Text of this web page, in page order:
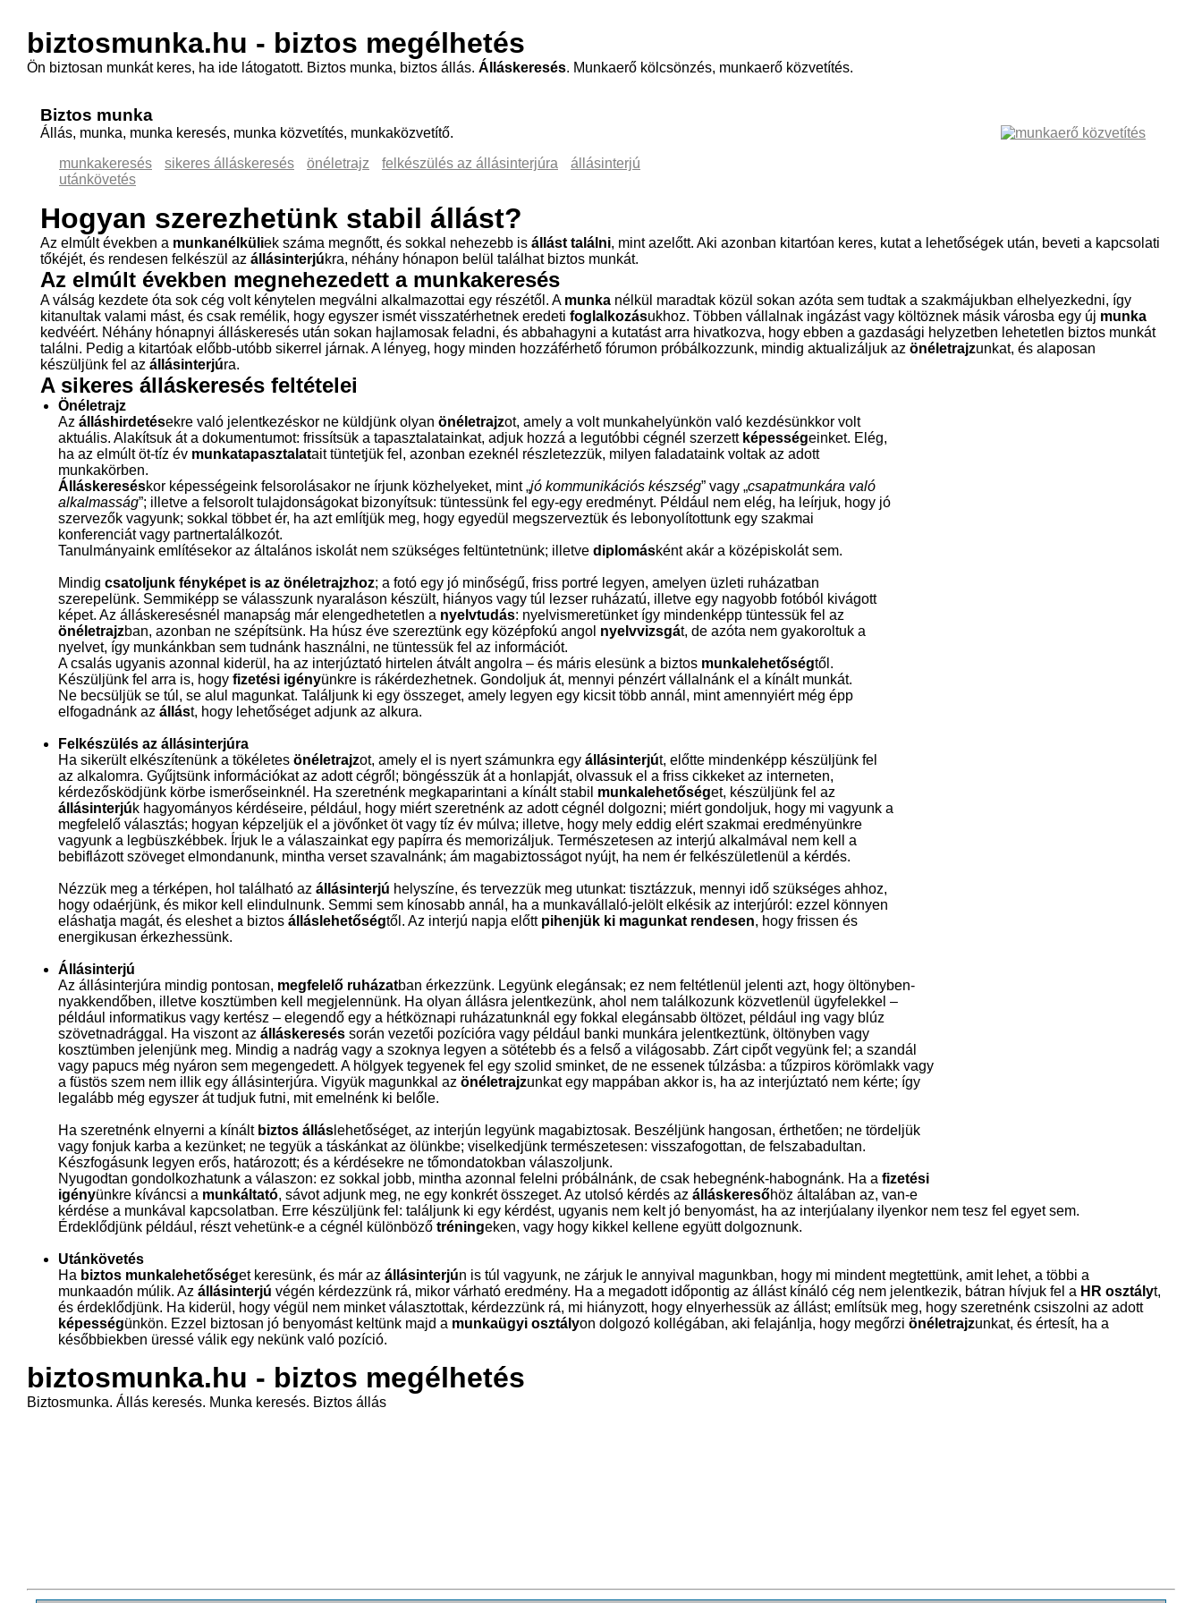
biztosmunka.hu - biztos megélhetés
Ön biztosan munkát keres, ha ide látogatott. Biztos munka, biztos állás. Álláskeresés. Munkaerő kölcsönzés, munkaerő közvetítés.
Biztos munka
Állás, munka, munka keresés, munka közvetítés, munkaközvetítő.
munkakeresés
sikeres álláskeresés önéletrajz felkészülés az állásinterjúra
állásinterjú
utánkövetés
Hogyan szerezhetünk stabil állást?
Az elmúlt években a munkanélküliek száma megnőtt, és sokkal nehezebb is állást találni, mint azelőtt. Aki azonban kitartóan keres, kutat a lehetőségek után, beveti a kapcsolati
tőkéjét, és rendesen felkészül az állásinterjúkra, néhány hónapon belül találhat biztos munkát.
Az elmúlt években megnehezedett a munkakeresés
A válság kezdete óta sok cég volt kénytelen megválni alkalmazottai egy részétől. A munka nélkül maradtak közül sokan azóta sem tudtak a szakmájukban elhelyezkedni, így
kitanultak valami mást, és csak remélik, hogy egyszer ismét visszatérhetnek eredeti foglalkozásukhoz. Többen vállalnak ingázást vagy költöznek másik városba egy új munka
kedvéért. Néhány hónapnyi álláskeresés után sokan hajlamosak feladni, és abbahagyni a kutatást arra hivatkozva, hogy ebben a gazdasági helyzetben lehetetlen biztos munkát
találni. Pedig a kitartóak előbb-utóbb sikerrel járnak. A lényeg, hogy minden hozzáférhető fórumon próbálkozzunk, mindig aktualizáljuk az önéletrajzunkat, és alaposan
készüljünk fel az állásinterjúra.
A sikeres álláskeresés feltételei
Önéletrajz
Az álláshirdetésekre való jelentkezéskor ne küldjünk olyan önéletrajzot, amely a volt munkahelyünkön való kezdésünkkor volt
aktuális. Alakítsuk át a dokumentumot: frissítsük a tapasztalatainkat, adjuk hozzá a legutóbbi cégnél szerzett képességeinket. Elég,
ha az elmúlt öt-tíz év munkatapasztalatait tüntetjük fel, azonban ezeknél részletezzük, milyen faladataink voltak az adott
munkakörben.
Álláskereséskor képességeink felsorolásakor ne írjunk közhelyeket, mint „jó kommunikációs készség” vagy „csapatmunkára való
alkalmasság”; illetve a felsorolt tulajdonságokat bizonyítsuk: tüntessünk fel egy-egy eredményt. Például nem elég, ha leírjuk, hogy jó
szervezők vagyunk; sokkal többet ér, ha azt említjük meg, hogy egyedül megszerveztük és lebonyolítottunk egy szakmai
konferenciát vagy partnertalálkozót.
Tanulmányaink említésekor az általános iskolát nem szükséges feltüntetnünk; illetve diplomásként akár a középiskolát sem.
Mindig csatoljunk fényképet is az önéletrajzhoz; a fotó egy jó minőségű, friss portré legyen, amelyen üzleti ruházatban
szerepelünk. Semmiképp se válasszunk nyaraláson készült, hiányos vagy túl lezser ruházatú, illetve egy nagyobb fotóból kivágott
képet. Az álláskeresésnél manapság már elengedhetetlen a nyelvtudás: nyelvismeretünket így mindenképp tüntessük fel az
önéletrajzban, azonban ne szépítsünk. Ha húsz éve szereztünk egy középfokú angol nyelvvizsgát, de azóta nem gyakoroltuk a
nyelvet, így munkánkban sem tudnánk használni, ne tüntessük fel az információt.
A csalás ugyanis azonnal kiderül, ha az interjúztató hirtelen átvált angolra – és máris elesünk a biztos munkalehetőségtől.
Készüljünk fel arra is, hogy fizetési igényünkre is rákérdezhetnek. Gondoljuk át, mennyi pénzért vállalnánk el a kínált munkát.
Ne becsüljük se túl, se alul magunkat. Találjunk ki egy összeget, amely legyen egy kicsit több annál, mint amennyiért még épp
elfogadnánk az állást, hogy lehetőséget adjunk az alkura.
Felkészülés az állásinterjúra
Ha sikerült elkészítenünk a tökéletes önéletrajzot, amely el is nyert számunkra egy állásinterjút, előtte mindenképp készüljünk fel
az alkalomra. Gyűjtsünk információkat az adott cégről; böngésszük át a honlapját, olvassuk el a friss cikkeket az interneten,
kérdezősködjünk körbe ismerőseinknél. Ha szeretnénk megkaparintani a kínált stabil munkalehetőséget, készüljünk fel az
állásinterjúk hagyományos kérdéseire, például, hogy miért szeretnénk az adott cégnél dolgozni; miért gondoljuk, hogy mi vagyunk a
megfelelő választás; hogyan képzeljük el a jövőnket öt vagy tíz év múlva; illetve, hogy mely eddig elért szakmai eredményünkre
vagyunk a legbüszkébbek. Írjuk le a válaszainkat egy papírra és memorizáljuk. Természetesen az interjú alkalmával nem kell a
bebiflázott szöveget elmondanunk, mintha verset szavalnánk; ám magabiztosságot nyújt, ha nem ér felkészületlenül a kérdés.
Nézzük meg a térképen, hol található az állásinterjú helyszíne, és tervezzük meg utunkat: tisztázzuk, mennyi idő szükséges ahhoz,
hogy odaérjünk, és mikor kell elindulnunk. Semmi sem kínosabb annál, ha a munkavállaló-jelölt elkésik az interjúról: ezzel könnyen
eláshatja magát, és eleshet a biztos álláslehetőségtől. Az interjú napja előtt pihenjük ki magunkat rendesen, hogy frissen és
energikusan érkezhessünk.
Állásinterjú
Az állásinterjúra mindig pontosan, megfelelő ruházatban érkezzünk. Legyünk elegánsak; ez nem feltétlenül jelenti azt, hogy öltönyben-
nyakkendőben, illetve kosztümben kell megjelennünk. Ha olyan állásra jelentkezünk, ahol nem találkozunk közvetlenül ügyfelekkel –
például informatikus vagy kertész – elegendő egy a hétköznapi ruházatunknál egy fokkal elegánsabb öltözet, például ing vagy blúz
szövetnadrággal. Ha viszont az álláskeresés során vezetői pozícióra vagy például banki munkára jelentkeztünk, öltönyben vagy
kosztümben jelenjünk meg. Mindig a nadrág vagy a szoknya legyen a sötétebb és a felső a világosabb. Zárt cipőt vegyünk fel; a szandál
vagy papucs még nyáron sem megengedett. A hölgyek tegyenek fel egy szolid sminket, de ne essenek túlzásba: a tűzpiros körömlakk vagy
a füstös szem nem illik egy állásinterjúra. Vigyük magunkkal az önéletrajzunkat egy mappában akkor is, ha az interjúztató nem kérte; így
legalább még egyszer át tudjuk futni, mit emelnénk ki belőle.
Ha szeretnénk elnyerni a kínált biztos állás lehetőséget, az interjún legyünk magabiztosak. Beszéljünk hangosan, érthetően; ne tördeljük
vagy fonjuk karba a kezünket; ne tegyük a táskánkat az ölünkbe; viselkedjünk természetesen: visszafogottan, de felszabadultan.
Készfogásunk legyen erős, határozott; és a kérdésekre ne tőmondatokban válaszoljunk.
Nyugodtan gondolkozhatunk a válaszon: ez sokkal jobb, mintha azonnal felelni próbálnánk, de csak hebegnénk-habognánk. Ha a fizetési
igényünkre kíváncsi a munkáltató, sávot adjunk meg, ne egy konkrét összeget. Az utolsó kérdés az álláskeresőhöz általában az, van-e
kérdése a munkával kapcsolatban. Erre készüljünk fel: találjunk ki egy kérdést, ugyanis nem kelt jó benyomást, ha az interjúalany ilyenkor nem tesz fel egyet sem.
Érdeklődjünk például, részt vehetünk-e a cégnél különböző tréningeken, vagy hogy kikkel kellene együtt dolgoznunk.
Utánkövetés
Ha biztos munkalehetőséget keresünk, és már az állásinterjún is túl vagyunk, ne zárjuk le annyival magunkban, hogy mi mindent megtettünk, amit lehet, a többi a
munkaadón múlik. Az állásinterjú végén kérdezzünk rá, mikor várható eredmény. Ha a megadott időpontig az állást kínáló cég nem jelentkezik, bátran hívjuk fel a HR osztályt,
és érdeklődjünk. Ha kiderül, hogy végül nem minket választottak, kérdezzünk rá, mi hiányzott, hogy elnyerhessük az állást; említsük meg, hogy szeretnénk csiszolni az adott
képességünkön. Ezzel biztosan jó benyomást keltünk majd a munkaügyi osztályon dolgozó kollégában, aki felajánlja, hogy megőrzi önéletrajzunkat, és értesít, ha a
későbbiekben üressé válik egy nekünk való pozíció.
biztosmunka.hu - biztos megélhetés
Biztosmunka. Állás keresés. Munka keresés. Biztos állás